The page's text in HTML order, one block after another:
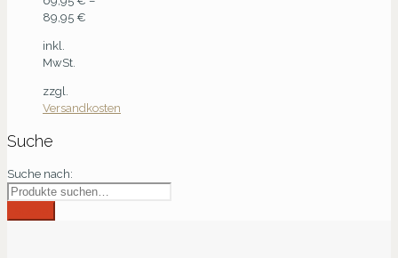
89,95 €
inkl.
MwSt.
zzgl.
Versandkosten
Suche
Suche nach: